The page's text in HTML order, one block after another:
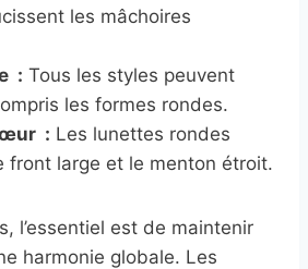
les mâchoires
: Tous les styles peuvent
les formes rondes.
: Les lunettes rondes
front large et le menton étroit.
l’essentiel est de maintenir
harmonie globale. Les